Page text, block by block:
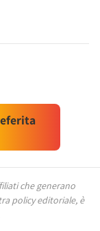
che generano
policy editoriale, è